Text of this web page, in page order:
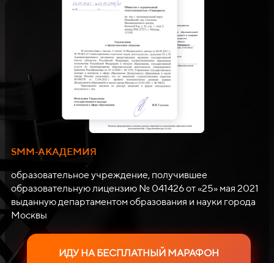
SMM‑АКАДЕМИЯ
образовательное учреждение, получившее
образовательную лицензию № 041426 от «25» мая 2021
выданную департаментом образования и науки города
Москвы
ИДУ НА БЕСПЛАТНЫЙ МАРАФОН